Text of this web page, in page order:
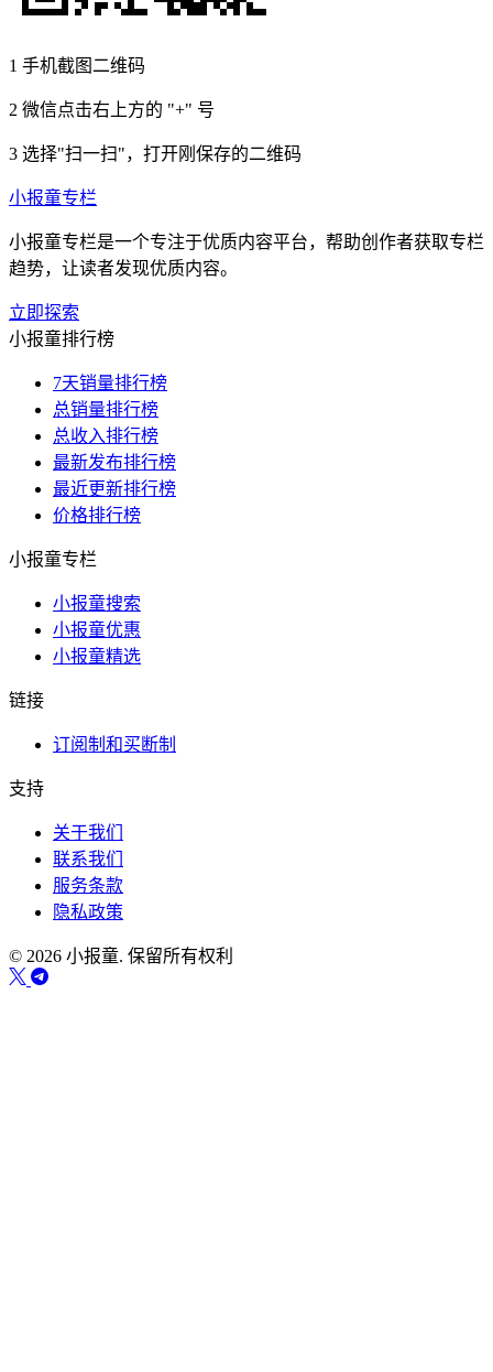
1 手机截图二维码
2 微信点击右上方的 "+" 号
3 选择"扫一扫"，打开刚保存的二维码
小报童专栏
小报童专栏是一个专注于优质内容平台，帮助创作者获取专栏
趋势，让读者发现优质内容。
立即探索
小报童排行榜
7天销量排行榜
总销量排行榜
总收入排行榜
最新发布排行榜
最近更新排行榜
价格排行榜
小报童专栏
小报童搜索
小报童优惠
小报童精选
链接
订阅制和买断制
支持
关于我们
联系我们
服务条款
隐私政策
© 2026 小报童. 保留所有权利